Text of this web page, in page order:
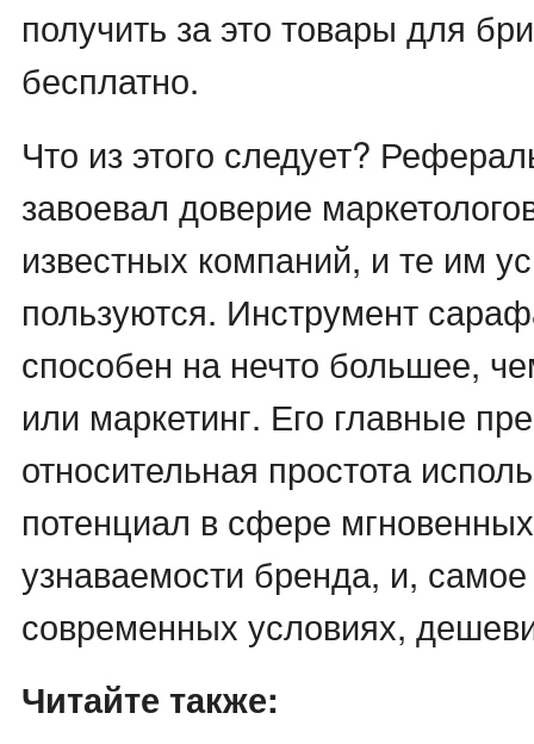
получить за это товары для
бесплатно.
Что из этого следует?
завоевал доверие
известных компаний, и те им
пользуются. Инструмент
способен на нечто большее,
или маркетинг. Его главные
относительная простота
потенциал в сфере
узнаваемости бренда, и, самое
современных условиях,
Читайте также: